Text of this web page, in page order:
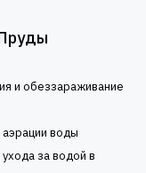
и обеззараживание
воды
за водой в